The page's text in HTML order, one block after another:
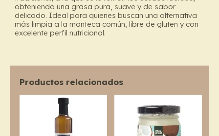
obteniendo una grasa pura, suave y de sabor
delicado. Ideal para quienes buscan una alternativa
más limpia a la manteca común, libre de gluten y con
excelente perfil nutricional.
Productos relacionados
range:
$5.700
through
$20.000